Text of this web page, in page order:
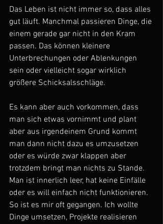
Das Leben ist nicht immer so, dass alles
gut läuft. Manchmal passieren Dinge, die
einem gerade gar nicht in den Kram
passen. Das können kleinere
Unterbrechungen oder Ablenkungen
sein oder vielleicht sogar wirklich
größere Schicksalsschläge.
Es kann aber auch vorkommen, dass
man sich etwas vornimmt und plant
aber aus irgendeinem Grund kommt
man dann nicht dazu es umzusetzen
oder es würde zwar klappen aber
trotzdem bringt man nichts zu Stande.
Man ist innerlich leer, hat keine Einfälle
oder es will einfach nicht funktionieren.
So ist es mir oft gegangen. Ich wollte
Dinge umsetzen, Projekte realisieren